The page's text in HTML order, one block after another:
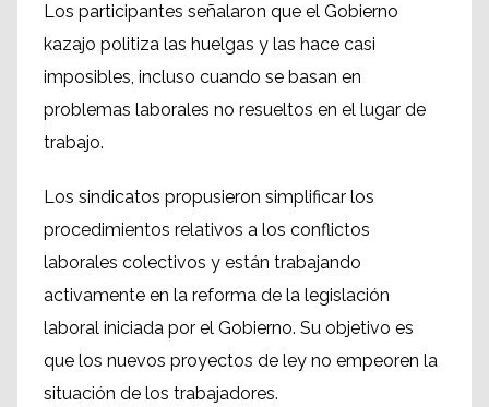
Los participantes señalaron que el Gobierno
kazajo politiza las huelgas y las hace casi
imposibles, incluso cuando se basan en
problemas laborales no resueltos en el lugar de
trabajo.
Los sindicatos propusieron simplificar los
procedimientos relativos a los conflictos
laborales colectivos y están trabajando
activamente en la reforma de la legislación
laboral iniciada por el Gobierno. Su objetivo es
que los nuevos proyectos de ley no empeoren la
situación de los trabajadores.